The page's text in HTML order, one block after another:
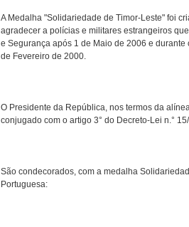
A Medalha "Solidariedade de Timor-Leste" foi
agradecer a polícias e militares estrangeiros
e Segurança após 1 de Maio de 2006 e
de Fevereiro de 2000.
O Presidente da República, nos termos da
conjugado com o artigo 3° do Decreto-Lei n.°
São condecorados, com a medalha
Portuguesa: